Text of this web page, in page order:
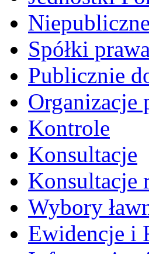
Spółki
Publicznie
Organizacje
Kontrole
Konsultacje
Konsultacje
Wybory
Ewidencje i